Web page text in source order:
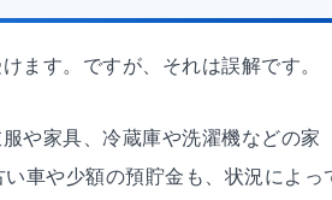
ます。ですが、それは誤解です。
や家具、冷蔵庫や洗濯機などの家
車や少額の預貯金も、状況によっ